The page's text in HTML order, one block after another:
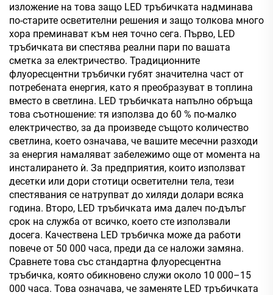
изложение на това защо LED тръбичката надминава
по-старите осветителни решения и защо толкова много
хора преминават към нея точно сега. Първо, LED
тръбичката ви спестява реални пари по вашата
сметка за електричество. Традиционните
флуоресцентни тръбички губят значителна част от
потребената енергия, като я преобразуват в топлина
вместо в светлина. LED тръбичката напълно обръща
това съотношение: тя използва до 60 % по-малко
електричество, за да произведе същото количество
светлина, което означава, че вашите месечни разходи
за енергия намаляват забележимо още от момента на
инсталирането ѝ. За предприятия, които използват
десетки или дори стотици осветителни тела, тези
спестявания се натрупват до хиляди долари всяка
година. Второ, LED тръбичката има далеч по-дълъг
срок на служба от всичко, което сте използвали
досега. Качествена LED тръбичка може да работи
повече от 50 000 часа, преди да се наложи замяна.
Сравнете това със стандартна флуоресцентна
тръбичка, която обикновено служи около 10 000–15
000 часа. Това означава, че заменяте LED тръбичката